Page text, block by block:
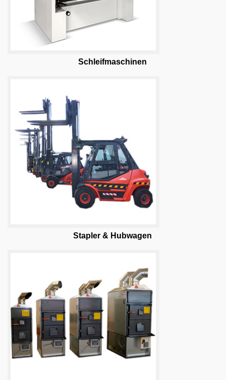
Schleifmaschinen
Stapler & Hubwagen